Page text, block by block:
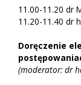
11.00-11.20 dr
11.20-11.40 dr
Doręczenie
(moderator: dr